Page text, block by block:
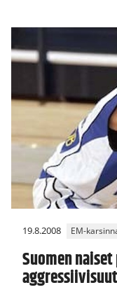
19.8.2008 EM-
Suomen